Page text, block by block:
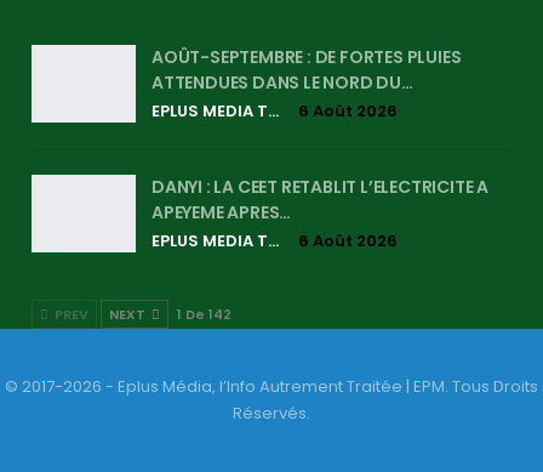
AOÛT-SEPTEMBRE : DE FORTES PLUIES
ATTENDUES DANS LE NORD DU…
EPLUS MEDIA TV 6 Août 2026
DANYI : LA CEET RETABLIT L’ELECTRICITE A
APEYEME APRES…
EPLUS MEDIA TV 6 Août 2026
PREV NEXT 1 De 142
© 2017-2026 - Eplus Média, l’Info Autrement Traitée | EPM. Tous Droits
Réservés.